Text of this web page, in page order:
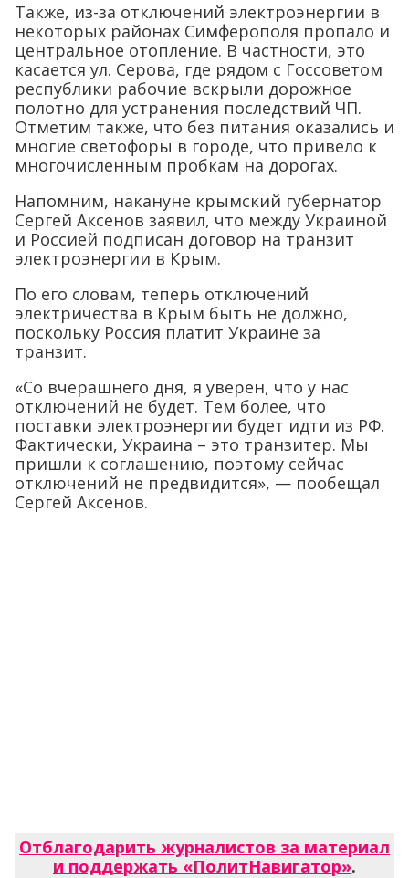
Также, из-за отключений электроэнергии в
некоторых районах Симферополя пропало и
центральное отопление. В частности, это
касается ул. Серова, где рядом с Госсоветом
республики рабочие вскрыли дорожное
полотно для устранения последствий ЧП.
Отметим также, что без питания оказались и
многие светофоры в городе, что привело к
многочисленным пробкам на дорогах.
Напомним, накануне крымский губернатор
Сергей Аксенов заявил, что между Украиной
и Россией подписан договор на транзит
электроэнергии в Крым.
По его словам, теперь отключений
электричества в Крым быть не должно,
поскольку Россия платит Украине за
транзит.
«Со вчерашнего дня, я уверен, что у нас
отключений не будет. Тем более, что
поставки электроэнергии будет идти из РФ.
Фактически, Украина – это транзитер. Мы
пришли к соглашению, поэтому сейчас
отключений не предвидится», — пообещал
Сергей Аксенов.
Отблагодарить журналистов за материал
и поддержать «ПолитНавигатор».